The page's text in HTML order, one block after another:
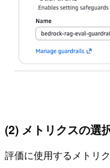
(2) メトリクスの選
評価に使用するメトリ